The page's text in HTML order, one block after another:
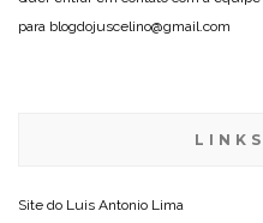
para blogdojuscelino@gmail.com
Site do Luis Antonio Lima